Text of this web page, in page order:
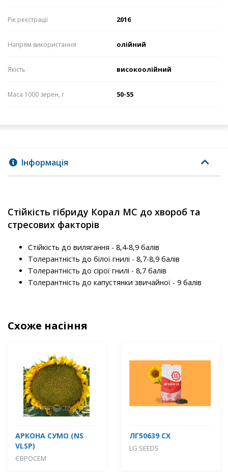
Рік реєстрації 2016
Напрям використання олійний
Якість високоолійний
Маса 1000 зерен, г 50-55
Інформація
Стійкість гібриду Корал МС до хвороб та
стресових факторів
Стійкість до вилягання - 8,4-8,9 балів
Толерантність до білої гнилі - 8,7-8,9 балів
Толерантність до сірої гнилі - 8,7 балів
Толерантність до капустянки звичайної - 9 балів
Схоже насіння
АРКОНА СУМО (NS
VLSP)
ЄВРОСЕМ
ЛГ50639 СХ
LG SEEDS